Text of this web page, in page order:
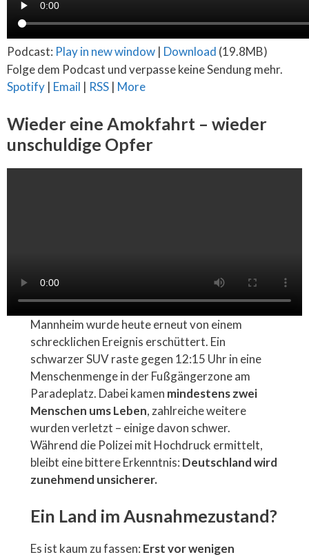
Podcast: Play in new window | Download (19.8MB)
Folge dem Podcast und verpasse keine Sendung mehr.
Spotify | Email | RSS | More
Wieder eine Amokfahrt – wieder
unschuldige Opfer
Mannheim wurde heute erneut von einem
schrecklichen Ereignis erschüttert. Ein
schwarzer SUV raste gegen 12:15 Uhr in eine
Menschenmenge in der Fußgängerzone am
Paradeplatz. Dabei kamen mindestens zwei
Menschen ums Leben, zahlreiche weitere
wurden verletzt – einige davon schwer.
Während die Polizei mit Hochdruck ermittelt,
bleibt eine bittere Erkenntnis: Deutschland wird
zunehmend unsicherer.
Ein Land im Ausnahmezustand?
Es ist kaum zu fassen: Erst vor wenigen